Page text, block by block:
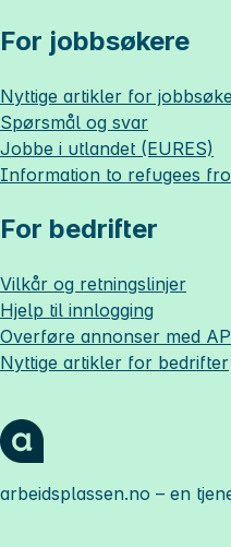
For jobbsøkere
Nyttige artikler for
Spørsmål og svar
Jobbe i utlandet (EURES)
Information to refugees
For bedrifter
Vilkår og retningslinjer
Hjelp til innlogging
Overføre annonser med
Nyttige artikler for bedrifter
arbeidsplassen.no – en